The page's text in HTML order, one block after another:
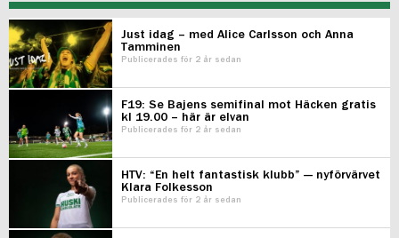
Just idag – med Alice Carlsson och Anna
Tamminen
Publicerades för 2 år sedan
F19: Se Bajens semifinal mot Häcken gratis
kl 19.00 – här är elvan
Publicerades för 2 år sedan
HTV: “En helt fantastisk klubb” — nyförvärvet
Klara Folkesson
Publicerades för 2 år sedan